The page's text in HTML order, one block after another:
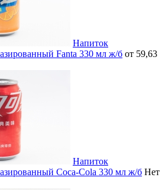
Напиток
Fanta 330 мл ж/б от 59,63
Напиток
Coca-Cola 330 мл ж/б Нет